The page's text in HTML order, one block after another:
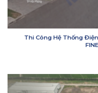
Thi Công Hệ Thống